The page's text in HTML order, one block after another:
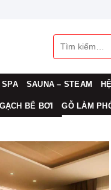
Tìm
kiếm:
SPA SAUNA – STEAM
BỂ BƠI GỖ LÀM